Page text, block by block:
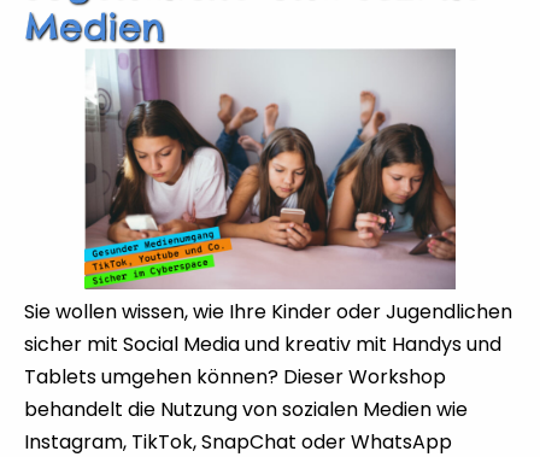
Medien
Sie wollen wissen, wie Ihre Kinder oder Jugendlichen
sicher mit Social Media und kreativ mit Handys und
Tablets umgehen können? Dieser Workshop
behandelt die Nutzung von sozialen Medien wie
Instagram, TikTok, SnapChat oder WhatsApp